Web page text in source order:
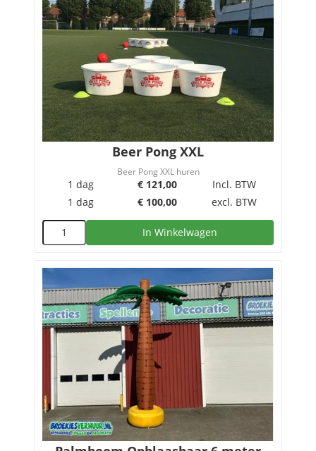
Beer Pong XXL
Beer Pong XXL huren
1 dag € 121,00
Incl. BTW
1 dag
€ 100,00 excl. BTW
In Winkelwagen